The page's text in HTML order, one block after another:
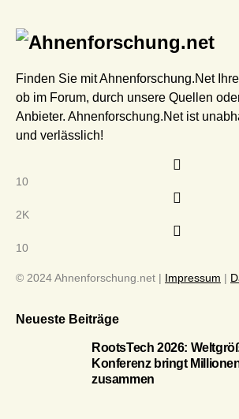
Finden Sie mit Ahnenforschung.Net
ob im Forum, durch unsere Quellen
Anbieter. Ahnenforschung.Net ist
und verlässlich!
10
2K
10
© 2024 Ahnenforschung.net | Impressum |
Neueste Beiträge
RootsTech 2026:
Konferenz bringt
zusammen